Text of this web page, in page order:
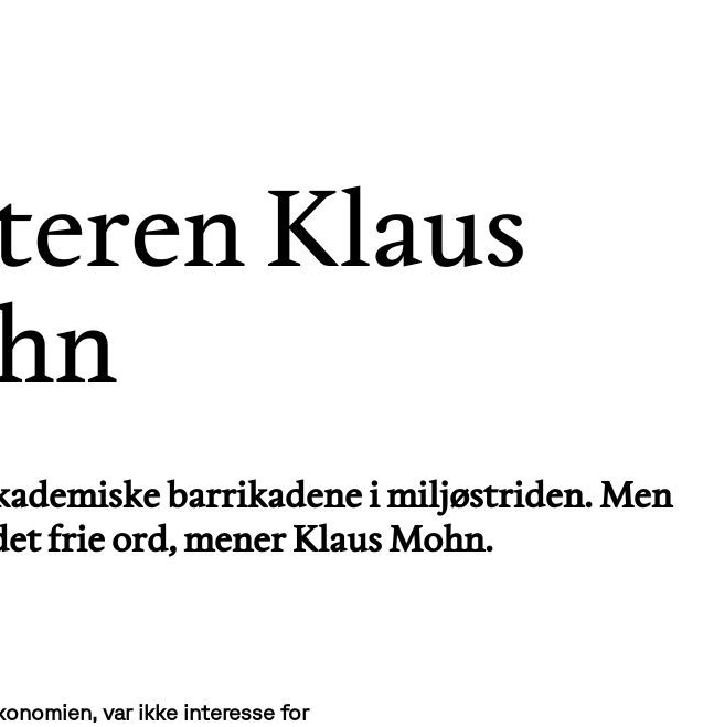
Klaus
barrikadene i miljøstriden. Men
frie ord, mener Klaus Mohn.
var ikke interesse for